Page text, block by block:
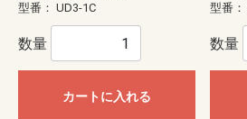
型番： UD3-1C
数量
カートに入れる
型番：
数量